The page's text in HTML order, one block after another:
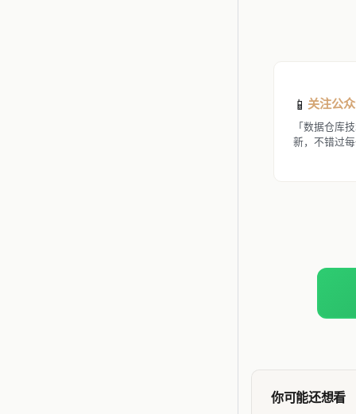
📱 关注公
「数据仓库
新，不错过
你可能还想看